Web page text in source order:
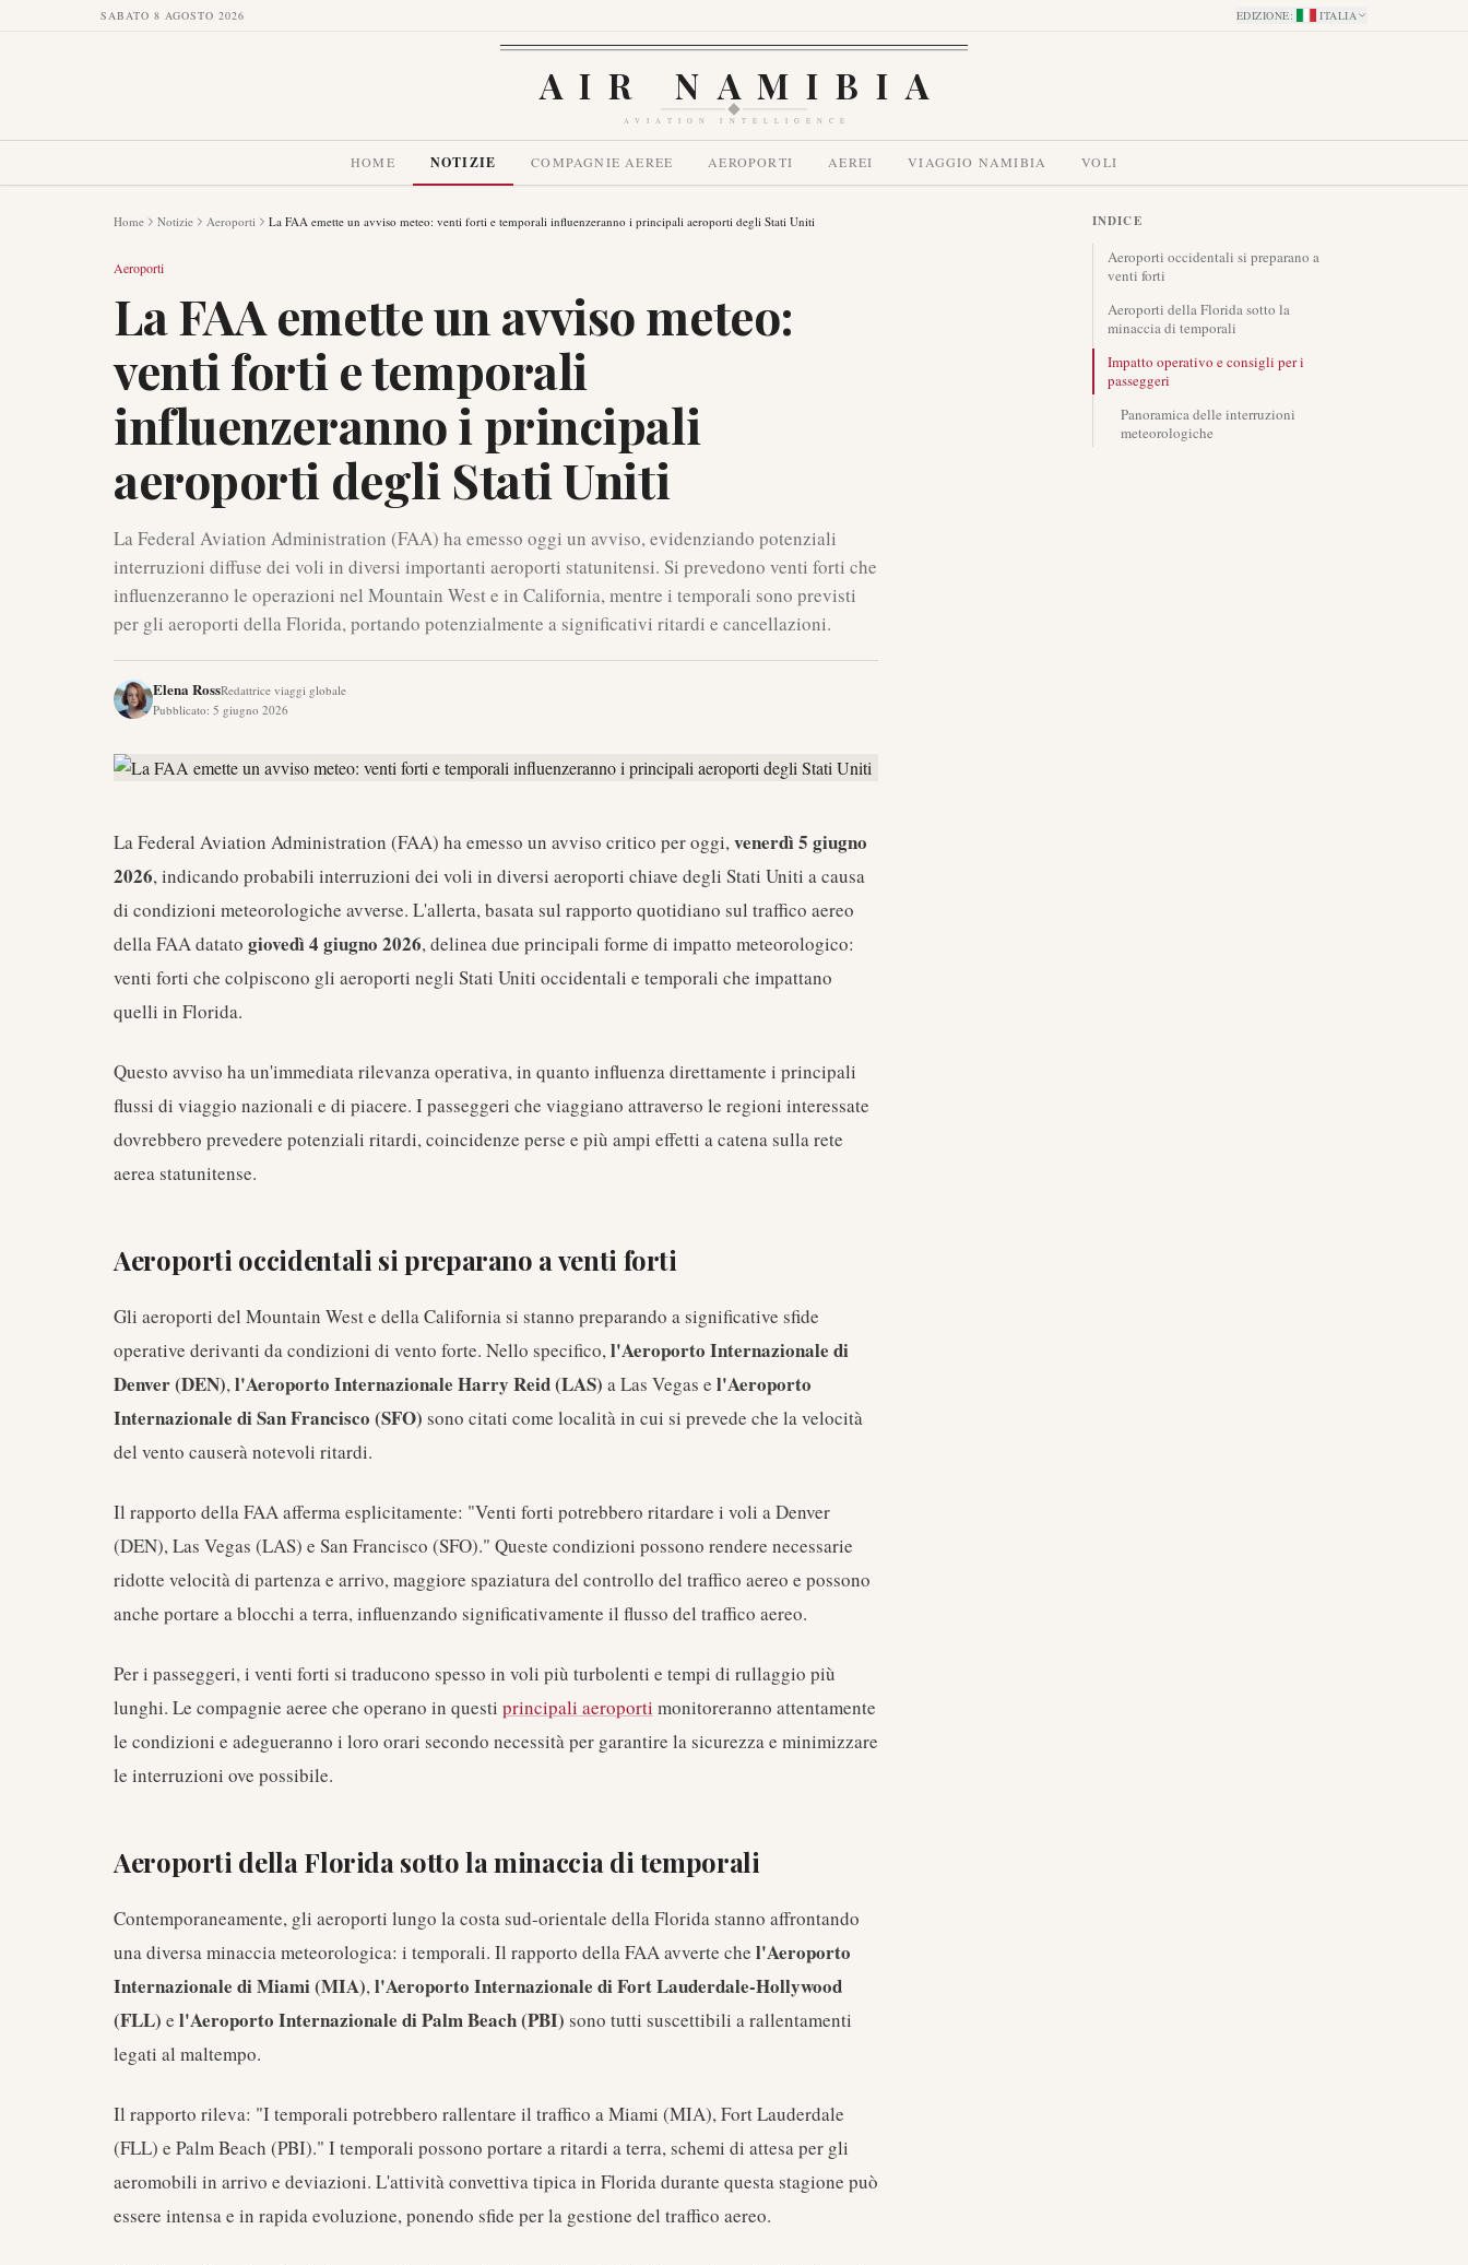
SABATO 8 AGOSTO 2026 EDIZIONE: ITALIA
AIR NAMIBIA
AVIATION INTELLIGENCE
HOME NOTIZIE COMPAGNIE AEREE AEROPORTI AEREI VIAGGIO NAMIBIA VOLI
Home Notizie Aeroporti La FAA emette un avviso meteo: venti forti e temporali influenzeranno i principali aeroporti degli Stati Uniti
Aeroporti
La FAA emette un avviso meteo:
venti forti e temporali
influenzeranno i principali
aeroporti degli Stati Uniti
La Federal Aviation Administration (FAA) ha emesso oggi un avviso, evidenziando potenziali
interruzioni diffuse dei voli in diversi importanti aeroporti statunitensi. Si prevedono venti forti che
influenzeranno le operazioni nel Mountain West e in California, mentre i temporali sono previsti
per gli aeroporti della Florida, portando potenzialmente a significativi ritardi e cancellazioni.
Elena RossRedattrice viaggi globale
Pubblicato: 5 giugno 2026
La Federal Aviation Administration (FAA) ha emesso un avviso critico per oggi,venerdì 5 giugno
2026, indicando probabili interruzioni dei voli in diversi aeroporti chiave degli Stati Uniti a causa
di condizioni meteorologiche avverse. L'allerta, basata sul rapporto quotidiano sul traffico aereo
della FAA datato giovedì 4 giugno 2026, delinea due principali forme di impatto meteorologico:
venti forti che colpiscono gli aeroporti negli Stati Uniti occidentali e temporali che impattano
quelli in Florida.
Questo avviso ha un'immediata rilevanza operativa, in quanto influenza direttamente i principali
flussi di viaggio nazionali e di piacere. I passeggeri che viaggiano attraverso le regioni interessate
dovrebbero prevedere potenziali ritardi, coincidenze perse e più ampi effetti a catena sulla rete
aerea statunitense.
Aeroporti occidentali si preparano a venti forti
Gli aeroporti del Mountain West e della California si stanno preparando a significative sfide
operative derivanti da condizioni di vento forte. Nello specifico,l'Aeroporto Internazionale di
Denver (DEN),l'Aeroporto Internazionale Harry Reid (LAS) a Las Vegas e l'Aeroporto
Internazionale di San Francisco (SFO) sono citati come località in cui si prevede che la velocità
del vento causerà notevoli ritardi.
Il rapporto della FAA afferma esplicitamente: "Venti forti potrebbero ritardare i voli a Denver
(DEN), Las Vegas (LAS) e San Francisco (SFO)." Queste condizioni possono rendere necessarie
ridotte velocità di partenza e arrivo, maggiore spaziatura del controllo del traffico aereo e possono
anche portare a blocchi a terra, influenzando significativamente il flusso del traffico aereo.
Per i passeggeri, i venti forti si traducono spesso in voli più turbolenti e tempi di rullaggio più
lunghi. Le compagnie aeree che operano in questi principali aeroporti monitoreranno attentamente
le condizioni e adegueranno i loro orari secondo necessità per garantire la sicurezza e minimizzare
le interruzioni ove possibile.
Aeroporti della Florida sotto la minaccia di temporali
Contemporaneamente, gli aeroporti lungo la costa sud-orientale della Florida stanno affrontando
una diversa minaccia meteorologica: i temporali. Il rapporto della FAA avverte che l'Aeroporto
Internazionale di Miami (MIA),l'Aeroporto Internazionale di Fort Lauderdale-Hollywood
(FLL) e l'Aeroporto Internazionale di Palm Beach (PBI) sono tutti suscettibili a rallentamenti
legati al maltempo.
Il rapporto rileva: "I temporali potrebbero rallentare il traffico a Miami (MIA), Fort Lauderdale
(FLL) e Palm Beach (PBI)." I temporali possono portare a ritardi a terra, schemi di attesa per gli
aeromobili in arrivo e deviazioni. L'attività convettiva tipica in Florida durante questa stagione può
essere intensa e in rapida evoluzione, ponendo sfide per la gestione del traffico aereo.
INDICE
Aeroporti occidentali si preparano a
venti forti
Aeroporti della Florida sotto la
minaccia di temporali
Impatto operativo e consigli per i
passeggeri
Panoramica delle interruzioni
meteorologiche